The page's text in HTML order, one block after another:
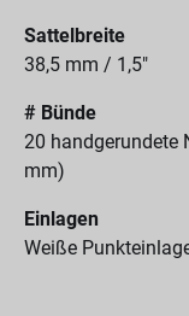
Sattelbreite
38,5 mm / 1,5"
# Bünde
20 handgerundete
mm)
Einlagen
Weiße